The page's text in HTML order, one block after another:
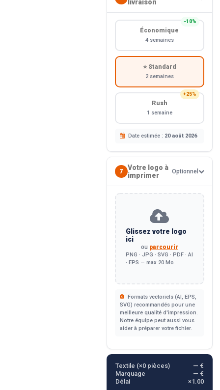
livraison
−10%
Économique
4 semaines
⭐ Standard
2 semaines
+25%
Rush
1 semaine
Date estimée : 20 août 2026
7
Votre logo à
imprimer
Optionnel
Glissez votre logo
ici
ou parcourir
PNG · JPG · SVG · PDF · AI
· EPS — max 20 Mo
Formats vectoriels (AI, EPS,
SVG) recommandés pour une
meilleure qualité d'impression.
Notre équipe peut aussi vous
aider à préparer votre fichier.
Textile (×0pièces)
— €
Marquage
— €
Délai
×1.00